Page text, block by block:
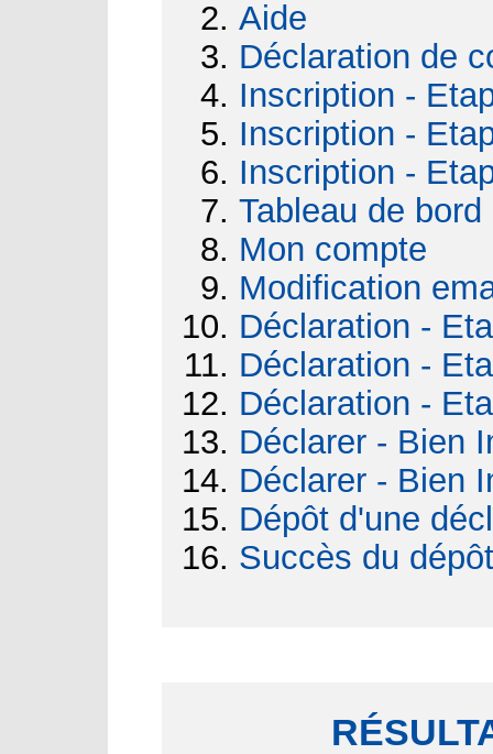
Aide
Déclaration de
Inscription -
Inscription -
Inscription -
Tableau de bord
Mon compte
Modification
Déclaration -
Déclaration -
Déclaration -
Déclarer - Bien
Déclarer - Bien
Dépôt d'une
Succès du